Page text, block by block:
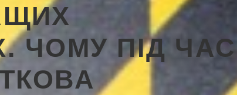
ЧОМУ ПІД ЧАС